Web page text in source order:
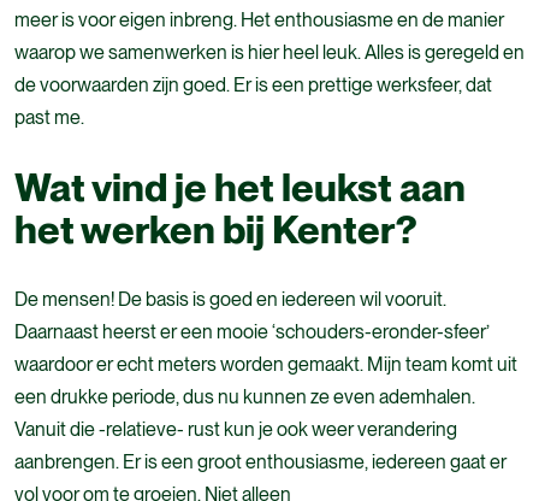
meer is voor eigen inbreng. Het enthousiasme en de manier
waarop we samenwerken is hier heel leuk. Alles is geregeld en
de voorwaarden zijn goed. Er is een prettige werksfeer, dat
past me.
Wat vind je het leukst aan
het werken bij Kenter?
De mensen! De basis is goed en iedereen wil vooruit.
Daarnaast heerst er een mooie ‘schouders-eronder-sfeer’
waardoor er echt meters worden gemaakt. Mijn team komt uit
een drukke periode, dus nu kunnen ze even ademhalen.
Vanuit die -relatieve- rust kun je ook weer verandering
aanbrengen. Er is een groot enthousiasme, iedereen gaat er
vol voor om te groeien. Niet alleen